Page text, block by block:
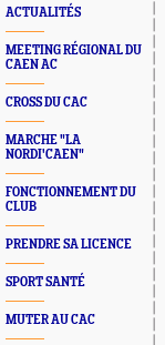
ACTUALITÉS
MEETING RÉGIONAL DU
CAEN AC
CROSS DU CAC
MARCHE "LA
NORDI'CAEN"
FONCTIONNEMENT DU
CLUB
PRENDRE SA LICENCE
SPORT SANTÉ
MUTER AU CAC